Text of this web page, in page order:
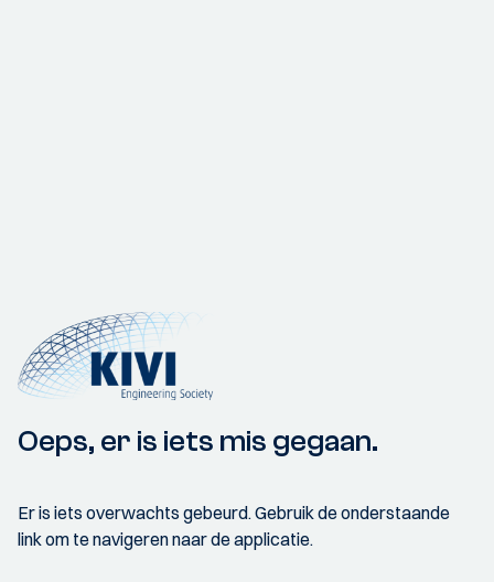
Oeps, er is iets mis gegaan.
Er is iets overwachts gebeurd. Gebruik de onderstaande
link om te navigeren naar de applicatie.